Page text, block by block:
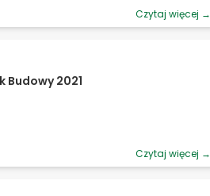
Czytaj więcej →
Budowy 2021
Czytaj więcej →